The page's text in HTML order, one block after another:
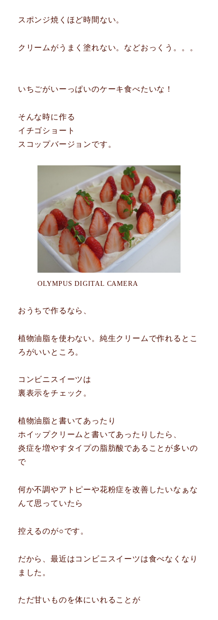
スポンジ焼くほど時間ない。
クリームがうまく塗れない。などおっくう。。。
いちごがいーっぱいのケーキ食べたいな！
そんな時に作る
イチゴショート
スコップバージョンです。
OLYMPUS DIGITAL CAMERA
おうちで作るなら、
植物油脂を使わない。純生クリームで作れるとこ
ろがいいところ。
コンビニスイーツは
裏表示をチェック。
植物油脂と書いてあったり
ホイップクリームと書いてあったりしたら、
炎症を増やすタイプの脂肪酸であることが多いの
で
何か不調やアトピーや花粉症を改善したいなぁな
んて思っていたら
控えるのが○です。
だから、最近はコンビニスイーツは食べなくなり
ました。
ただ甘いものを体にいれることが